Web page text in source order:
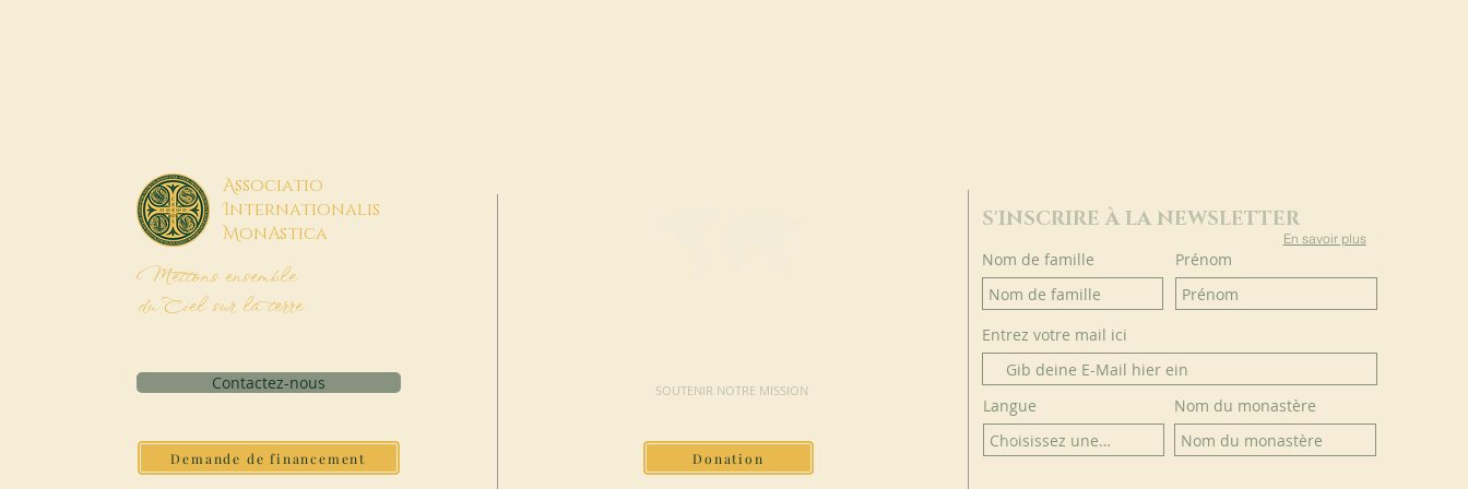
Associatio
Internationalis
MonAstica
Mettons ensemble
du Ciel sur la terre
Contactez-nous
Demande de financement
SOUTENIR NOTRE MISSION
Donation
S'INSCRIRE À LA NEWSLETTER
En savoir plus
Nom de famille Prénom
Entrez votre mail ici
Langue Nom du monastère